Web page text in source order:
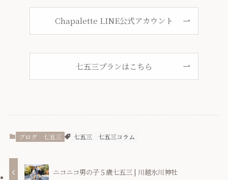
Chapalette LINE公式アカウント
七五三プランはこちら
ブログ 七五三 七五三 七五三コラム
ニコニコ男の子５歳七五三 | 川越氷川神社